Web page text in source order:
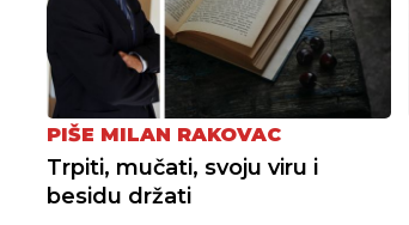
PIŠE MILAN RAKOVAC
Trpiti, mučati, svoju viru i
besidu držati